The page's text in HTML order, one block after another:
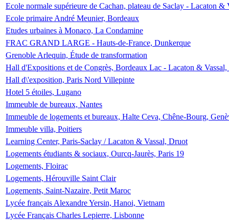
Ecole normale supérieure de Cachan, plateau de Saclay - Lacaton &
Ecole primaire André Meunier, Bordeaux
Etudes urbaines à Monaco, La Condamine
FRAC GRAND LARGE - Hauts-de-France, Dunkerque
Grenoble Arlequin, Étude de transformation
Hall d'Expositions et de Congrès, Bordeaux Lac - Lacaton &
Hall d\'exposition, Paris Nord Villepinte
Hotel 5 étoiles, Lugano
Immeuble de bureaux, Nantes
Immeuble de logements et bureaux, Halte Ceva, Chêne-Bourg,
Immeuble villa, Poitiers
Learning Center, Paris-Saclay / Lacaton & Vassal, Druot
Logements étudiants & sociaux, Ourcq-Jaurès, Paris 19
Logements, Floirac
Logements, Hérouville Saint Clair
Logements, Saint-Nazaire, Petit Maroc
Lycée français Alexandre Yersin, Hanoi, Vietnam
Lycée Français Charles Lepierre, Lisbonne